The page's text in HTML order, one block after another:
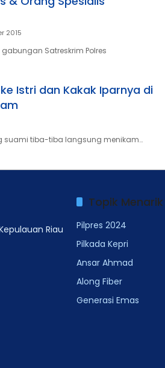
2015
gabungan Satreskrim Polres
Istri dan Kakak Iparnya di
suami tiba-tiba langsung menikam…
Riau
Topik Menarik
Pilpres 2024
Pilkada Kepri
Ansar Ahmad
Along Fiber
Generasi Emas